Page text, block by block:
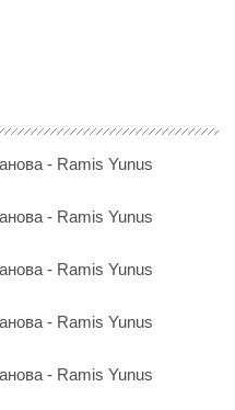
- Ramis Yunus
- Ramis Yunus
- Ramis Yunus
- Ramis Yunus
- Ramis Yunus